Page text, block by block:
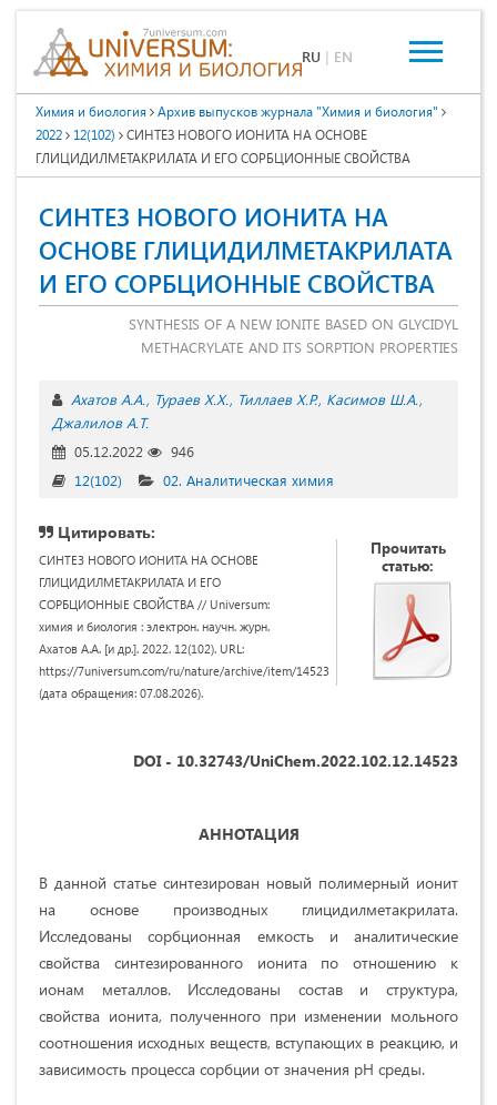
RU | EN
Химия и биология
Архив выпусков журнала "Химия и биология"
2022
12(102)
СИНТЕЗ НОВОГО ИОНИТА НА ОСНОВЕ
ГЛИЦИДИЛМЕТАКРИЛАТА И ЕГО СОРБЦИОННЫЕ СВОЙСТВА
СИНТЕЗ НОВОГО ИОНИТА НА
ОСНОВЕ ГЛИЦИДИЛМЕТАКРИЛАТА
И ЕГО СОРБЦИОННЫЕ СВОЙСТВА
SYNTHESIS OF A NEW IONITE BASED ON GLYCIDYL
METHACRYLATE AND ITS SORPTION PROPERTIES
Ахатов А.А. Тураев Х.Х. Тиллаев Х.Р. Касимов Ш.А.
Джалилов А.Т.
05.12.2022
946
12(102)
02. Аналитическая химия
Цитировать:
СИНТЕЗ НОВОГО ИОНИТА НА ОСНОВЕ
ГЛИЦИДИЛМЕТАКРИЛАТА И ЕГО
СОРБЦИОННЫЕ СВОЙСТВА // Universum:
химия и биология : электрон. научн. журн.
Ахатов А.А. [и др.]. 2022. 12(102). URL:
https://7universum.com/ru/nature/archive/item/14523
(дата обращения: 07.08.2026).
Прочитать
статью:
DOI - 10.32743/UniChem.2022.102.12.14523
АННОТАЦИЯ
В данной статье синтезирован новый полимерный ионит
на основе производных глицидилметакрилата.
Исследованы сорбционная емкость и аналитические
свойства синтезированного ионита по отношению к
ионам металлов. Исследованы состав и структура,
свойства ионита, полученного при изменении мольного
соотношения исходных веществ, вступающих в реакцию, и
зависимость процесса сорбции от значения рН среды.